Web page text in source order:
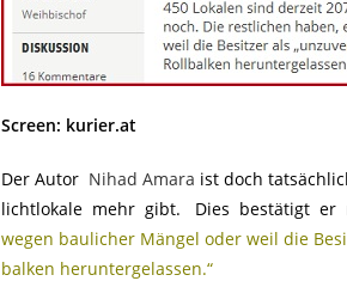
Screen: kurier.at
Der Autor Nihad Amara ist doch
lichtlokale mehr gibt. Dies bestätigt er
wegen baulicher Mängel oder weil die
balken heruntergelassen.“